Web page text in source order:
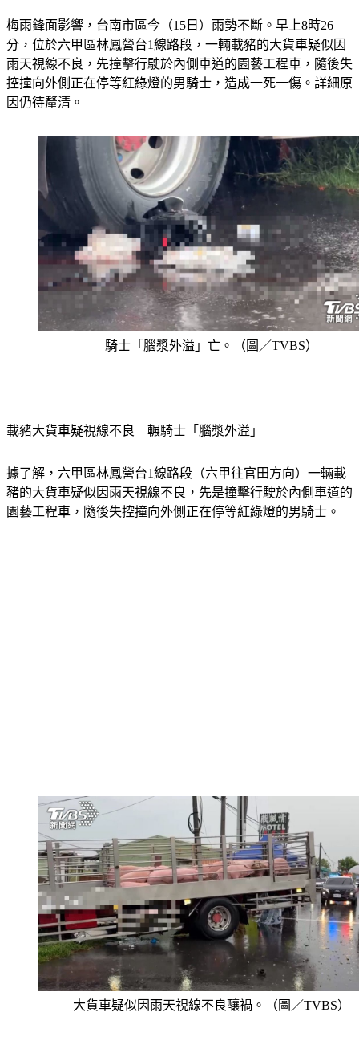
梅雨鋒面影響，台南市區今（15日）雨勢不斷。早上8時26
分，位於六甲區林鳳營台1線路段，一輛載豬的大貨車疑似因
雨天視線不良，先撞擊行駛於內側車道的園藝工程車，隨後失
控撞向外側正在停等紅綠燈的男騎士，造成一死一傷。詳細原
因仍待釐清。
騎士「腦漿外溢」亡。（圖／TVBS）
載豬大貨車疑視線不良　輾騎士「腦漿外溢」
據了解，六甲區林鳳營台1線路段（六甲往官田方向）一輛載
豬的大貨車疑似因雨天視線不良，先是撞擊行駛於內側車道的
園藝工程車，隨後失控撞向外側正在停等紅綠燈的男騎士。
大貨車疑似因雨天視線不良釀禍。（圖／TVBS）